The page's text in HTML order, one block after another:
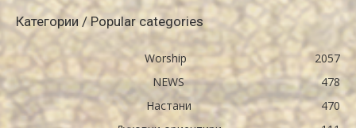
Категории / Popular categories
Worship
2057
NEWS
478
Настани
470